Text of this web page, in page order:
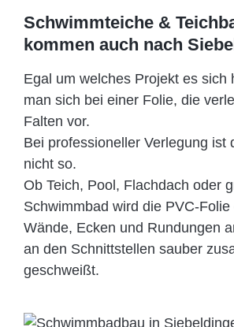
Schwimmteiche &
kommen auch nach
Egal um welches Projekt es sich
man sich bei einer Folie, die
Falten vor.
Bei professioneller Verlegung ist
nicht so.
Ob Teich, Pool, Flachdach oder
Schwimmbad wird die PVC-Folie
Wände, Ecken und Rundungen
an den Schnittstellen sauber
geschweißt.